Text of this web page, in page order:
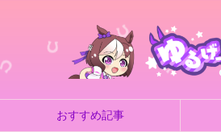
おすすめ記事